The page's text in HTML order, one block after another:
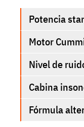
Potencia
Motor
Nivel de
Cabina
Fórmula